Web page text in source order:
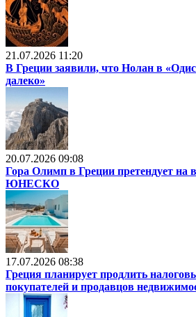
21.07.2026 11:20
В Греции заявили, что Нолан в
далеко»
20.07.2026 09:08
Гора Олимп в Греции претендует на
ЮНЕСКО
17.07.2026 08:38
Греция планирует продлить
покупателей и продавцов